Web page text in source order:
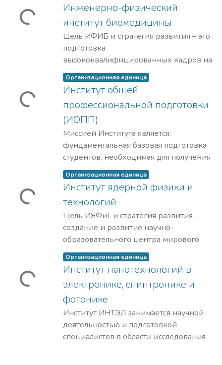
Инженерно-физический
институт биомедицины
Цель ИФИБ и стратегия развития – это
подготовка
высококвалифицированных кадров на
базе передовых исследований и
разработок новых перспективных
методов и материалов в области
инженерно-физической
биомедицины. Занятие лидерских
позиций в биомедицинских
технологиях XXI века и внедрение их в
образовательный процесс, что отвечает
задачи мирового уровня – диагностике
и терапии на клеточном уровне
социально-значимых заболеваний
человека.
Организационная единица
Институт общей
профессиональной подготовки
(ИОПП)
Миссией Института является:
фундаментальная базовая подготовка
студентов, необходимая для получения
качественного образования на уровне
требований международных
стандартов;
удовлетворение потребностей
обучающихся в интеллектуальном,
культурном, нравственном развитии и
приобретении ими профессиональных
знаний; формирование у студентов
мотивации и умения учиться;
профессиональная ориентация
школьников и студентов в избранной
области знаний, формирование
способностей и навыков
профессионального самоопределения
и профессионального саморазвития.
Организационная единица
Институт ядерной физики и
технологий
Цель ИЯФиТ и стратегия развития -
создание и развитие научно-
образовательного центра мирового
уровня в области ядерной физики и
технологий, радиационного
материаловедения, физики
элементарных частиц, астрофизики и
космофизики.
Организационная единица
Институт нанотехнологий в
электронике, спинтронике и
фотонике
Институт ИНТЭЛ занимается научной
деятельностью и подготовкой
специалистов в области исследования